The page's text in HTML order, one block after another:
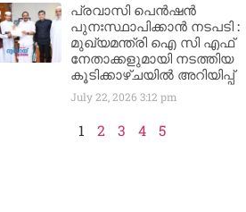
പ്രവാസി പെൻഷൻ
പുനഃസ്ഥാപിക്കാൻ നടപടി :
മുഖ്യമന്ത്രി ഐ സി എഫ്
നേതാക്കളുമായി നടത്തിയ
കൂടിക്കാഴ്ചയിൽ അറിയിപ്പ്
July 22, 2026 3:12 pm
1 2 3 4 5